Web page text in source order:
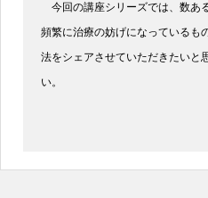
今回の講座シリーズでは、数あ
頻繁に治療の妨げになっているも
法をシェアさせていただきたいと
い。